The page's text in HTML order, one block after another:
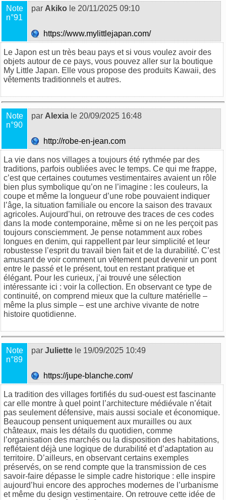
Note
n°91
par Akiko le 20/11/2025 09:10
https://www.mylittlejapan.com/
Le Japon est un très beau pays et si vous voulez avoir des
objets autour de ce pays, vous pouvez aller sur la boutique
My Little Japan. Elle vous propose des produits Kawaii, des
vêtements traditionnels et autres.
Note
n°90
par Alexia le 20/09/2025 16:48
http://robe-en-jean.com
La vie dans nos villages a toujours été rythmée par des
traditions, parfois oubliées avec le temps. Ce qui me frappe,
c’est que certaines coutumes vestimentaires avaient un rôle
bien plus symbolique qu’on ne l’imagine : les couleurs, la
coupe et même la longueur d’une robe pouvaient indiquer
l’âge, la situation familiale ou encore la saison des travaux
agricoles. Aujourd’hui, on retrouve des traces de ces codes
dans la mode contemporaine, même si on ne les perçoit pas
toujours consciemment. Je pense notamment aux robes
longues en denim, qui rappellent par leur simplicité et leur
robustesse l’esprit du travail bien fait et de la durabilité. C’est
amusant de voir comment un vêtement peut devenir un pont
entre le passé et le présent, tout en restant pratique et
élégant. Pour les curieux, j’ai trouvé une sélection
intéressante ici : voir la collection. En observant ce type de
continuité, on comprend mieux que la culture matérielle –
même la plus simple – est une archive vivante de notre
histoire quotidienne.
Note
n°89
par Juliette le 19/09/2025 10:49
https://jupe-blanche.com/
La tradition des villages fortifiés du sud-ouest est fascinante
car elle montre à quel point l’architecture médiévale n’était
pas seulement défensive, mais aussi sociale et économique.
Beaucoup pensent uniquement aux murailles ou aux
châteaux, mais les détails du quotidien, comme
l’organisation des marchés ou la disposition des habitations,
reflétaient déjà une logique de durabilité et d’adaptation au
territoire. D’ailleurs, en observant certains exemples
préservés, on se rend compte que la transmission de ces
savoir-faire dépasse le simple cadre historique : elle inspire
aujourd’hui encore des approches modernes de l’urbanisme
et même du design vestimentaire. On retrouve cette idée de